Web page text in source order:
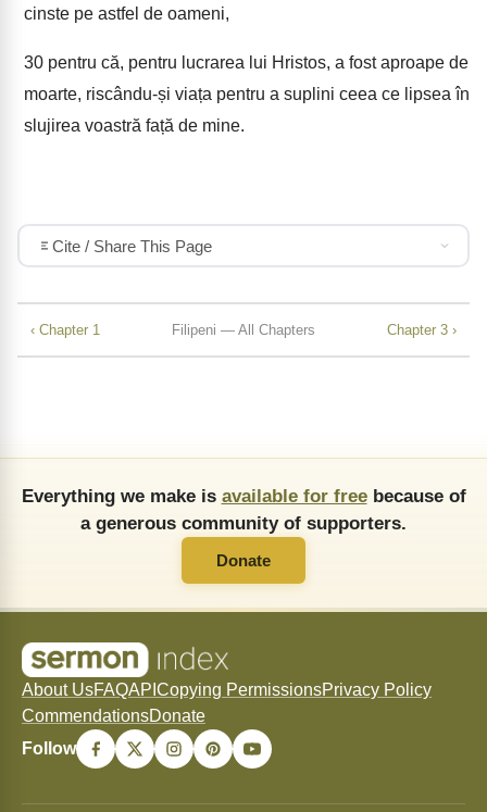
cinste pe astfel de oameni,
30 pentru că, pentru lucrarea lui Hristos, a fost aproape de
moarte, riscându-și viața pentru a suplini ceea ce lipsea în
slujirea voastră față de mine.
Cite / Share This Page
‹ Chapter 1 Filipeni — All Chapters Chapter 3 ›
Everything we make is available for freebecause of
a generous community of supporters.
Donate
About UsFAQAPI Copying PermissionsPrivacy Policy
CommendationsDonate
Follow